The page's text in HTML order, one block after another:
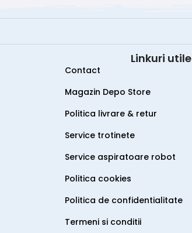
Linkuri utile
Contact
Magazin Depo Store
Politica livrare & retur
Service trotinete
Service aspiratoare robot
Politica cookies
Politica de confidentialitate
Termeni si conditii